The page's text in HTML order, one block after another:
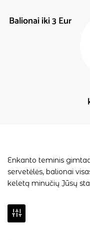
Balionai iki 3 Eur
Enkanto teminis
servetėlės, balionai
keletą minučių Jūsų